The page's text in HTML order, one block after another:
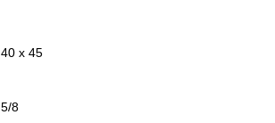
40 х 45
5/8